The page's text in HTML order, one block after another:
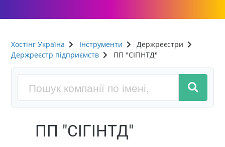
Хостінг Україна Інструменти
Держреєстри
Держреєстр підприємств
ПП "СІГІНТД"
ПП "СІГІНТД"